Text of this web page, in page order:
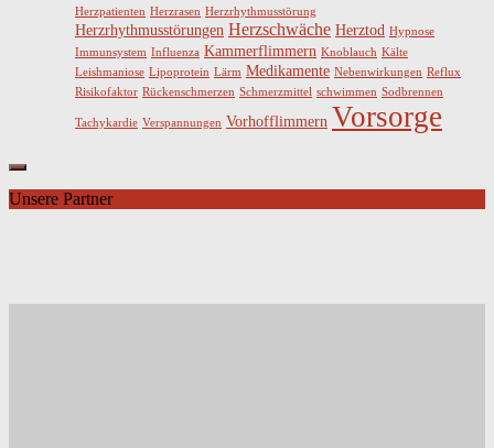
Herzpatienten Herzrasen Herzrhythmusstörung
Herzrhythmusstörungen Herzschwäche Herztod Hypnose
Immunsystem Influenza Kammerflimmern Knoblauch Kälte
Leishmaniose Lipoprotein Lärm Medikamente Nebenwirkungen Reflux
Risikofaktor Rückenschmerzen Schmerzmittel schwimmen Sodbrennen
Tachykardie Verspannungen Vorhofflimmern Vorsorge
Unsere Partner